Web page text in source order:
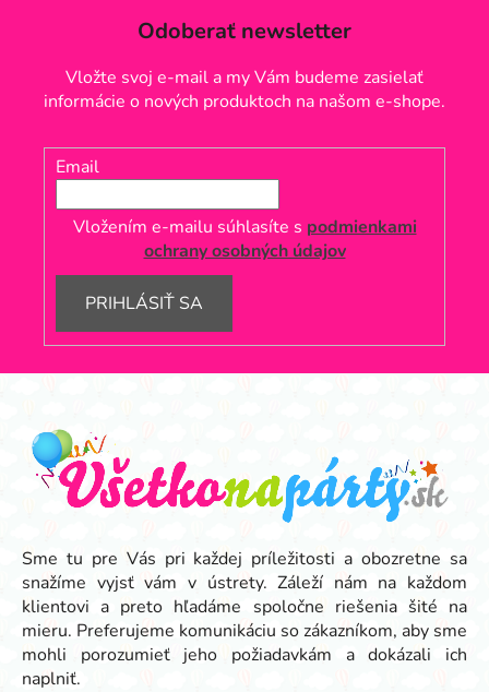
Odoberať newsletter
Vložte svoj e-mail a my Vám budeme zasielať
informácie o nových produktoch na našom e-shope.
Email
Vložením e-mailu súhlasíte s podmienkami
ochrany osobných údajov
PRIHLÁSIŤ SA
Z
Sme tu pre Vás pri každej príležitosti a obozretne sa
snažíme vyjsť vám v ústrety. Záleží nám na každom
klientovi a preto hľadáme spoločne riešenia šité na
mieru. Preferujeme komunikáciu so zákazníkom, aby sme
mohli porozumieť jeho požiadavkám a dokázali ich
naplniť.